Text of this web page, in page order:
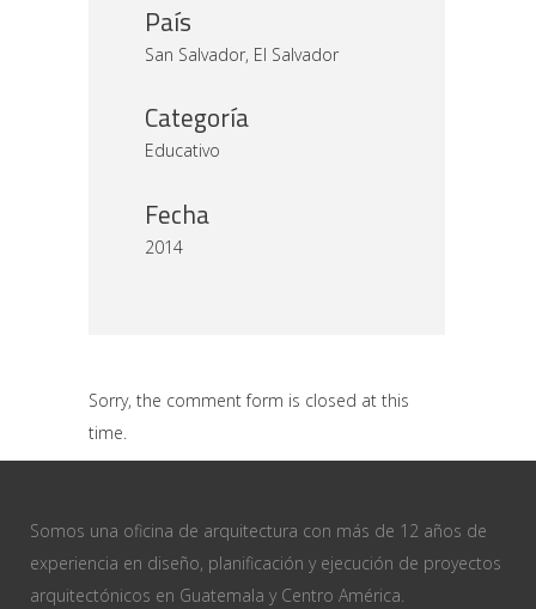
País
San Salvador, El Salvador
Categoría
Educativo
Fecha
2014
Sorry, the comment form is closed at this
time.
Somos una oficina de arquitectura con más de 12 años de
experiencia en diseño, planificación y ejecución de proyectos
arquitectónicos en Guatemala y Centro América.